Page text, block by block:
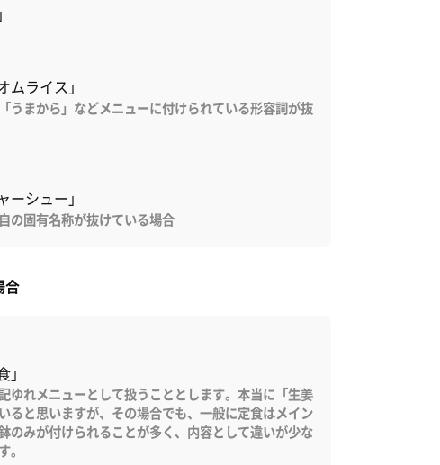
ムライス」
うまから」などメニューに付けられている形容詞が抜
ーシュー」
の固有名称が抜けている場合
合
ゆれメニューとして扱うこととします。本当に「生姜
ると思いますが、その場合でも、一般に定食はメイン
のみが付けられることが多く、内容として違いが少な